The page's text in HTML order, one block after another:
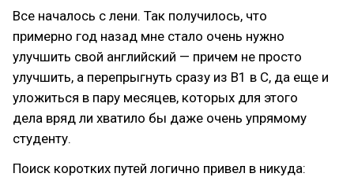
Все началось с лени. Так получилось, что
примерно год назад мне стало очень нужно
улучшить свой английский — причем не просто
улучшить, а перепрыгнуть сразу из B1 в C, да еще и
уложиться в пару месяцев, которых для этого
дела вряд ли хватило бы даже очень упрямому
студенту.
Поиск коротких путей логично привел в никуда: